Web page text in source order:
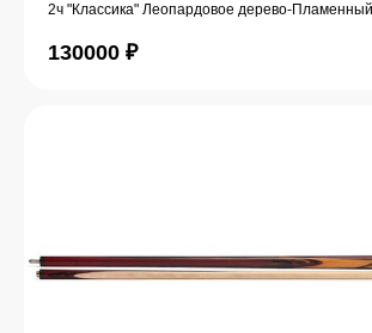
2ч "Классика" Леопардовое дерево-
130000 ₽